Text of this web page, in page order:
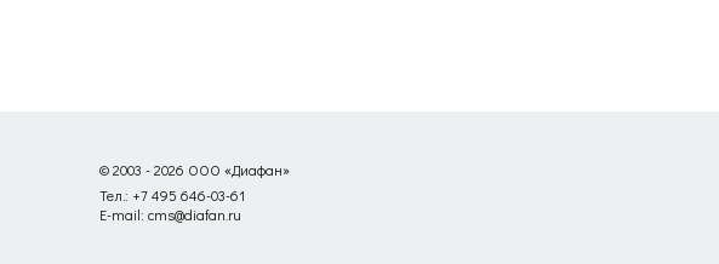
© 2003 - 2026 ООО «Диафан»
Тел.: +7 495 646-03-61
E-mail: cms@diafan.ru